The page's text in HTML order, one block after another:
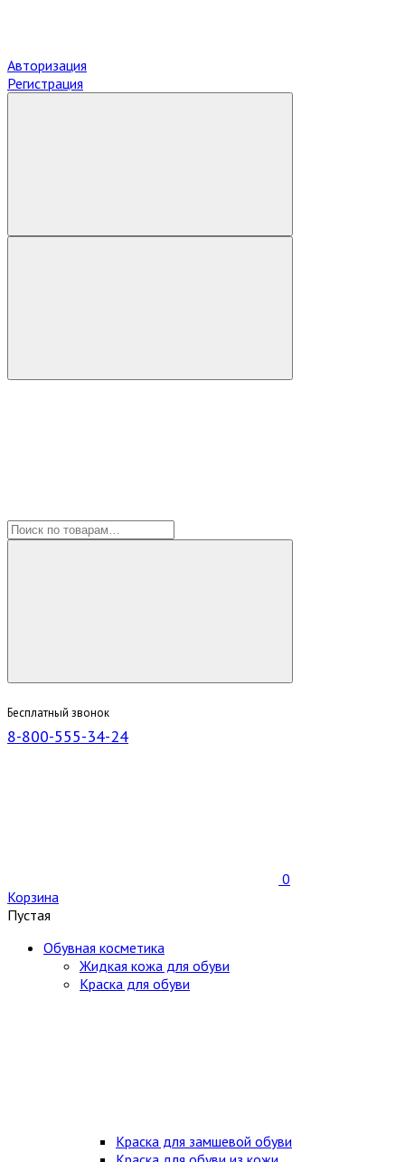
Авторизация
Регистрация
Бесплатный звонок
8-800-555-34-24
0
Корзина
Пустая
Обувная косметика
Жидкая кожа для обуви
Краска для обуви
Краска для замшевой обуви